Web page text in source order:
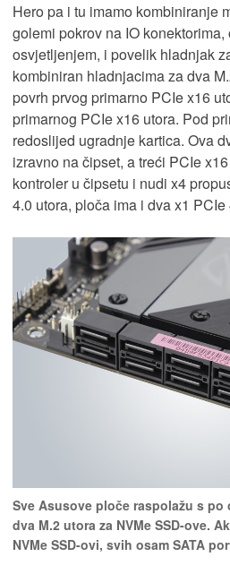
Hero pa i tu imamo kombiniranje
golemi pokrov na IO
osvjetljenjem, i povelik hladnjak
kombiniran hladnjacima za dva
povrh prvog primarno PCIe x16
primarnog PCIe x16 utora. Pod
redoslijed ugradnje kartica. Ova
izravno na čipset, a treći PCIe
kontroler u čipsetu i nudi x4
4.0 utora, ploča ima i dva x1 PCIe
Sve Asusove ploče raspolažu s po
dva M.2 utora za NVMe SSD-ove.
NVMe SSD-ovi, svih osam SATA